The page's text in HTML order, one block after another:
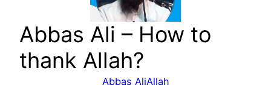
Abbas Ali – How to
thank Allah?
Abbas AliAllah